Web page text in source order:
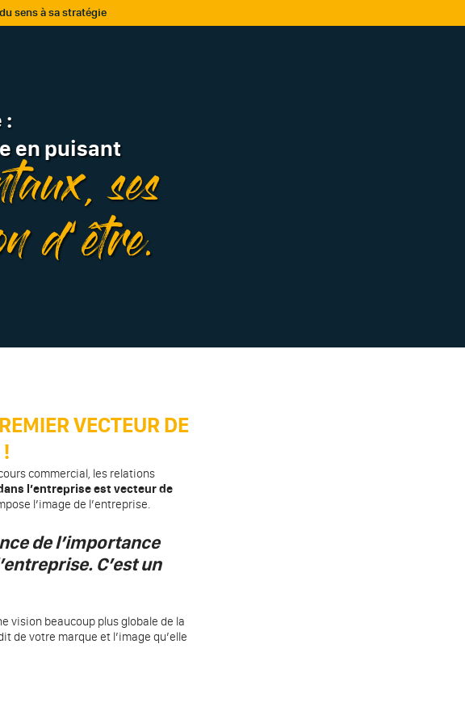
sens à sa stratégie
:
en puisant
ses
d’être.
VECTEUR DE
commercial, les relations
l’entreprise est vecteur de
l’image de l’entreprise.
de l’importance
C’est un
vision beaucoup plus globale de la
de votre marque et l’image qu’elle